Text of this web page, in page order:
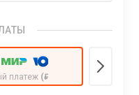
платеж (₽)